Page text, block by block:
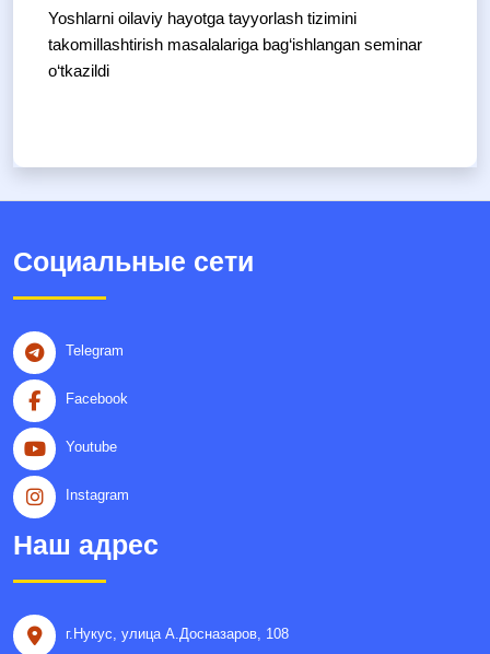
Yoshlarni oilaviy hayotga tayyorlash tizimini
takomillashtirish masalalariga bag‘ishlangan seminar
o‘tkazildi
Социальные сети
Telegram
Facebook
Youtube
Instagram
Наш адрес
г.Нукус, улица A.Досназаров, 108